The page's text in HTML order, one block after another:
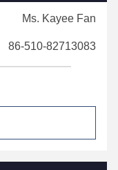
Ms. Kayee Fan
86-510-82713083